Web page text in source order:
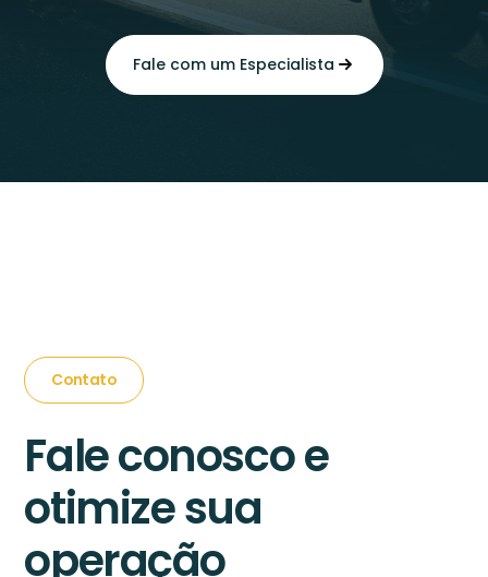
Fale com um Especialista
Contato
Fale conosco e
otimize sua
operação